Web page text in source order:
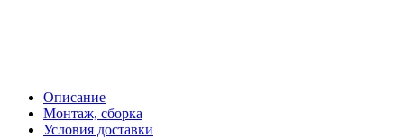
Описание
Монтаж, сборка
Условия доставки